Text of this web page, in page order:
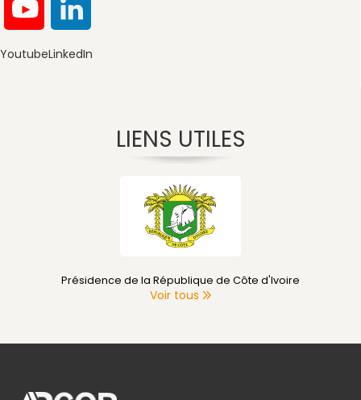
YoutubeLinkedIn
LIENS UTILES
Présidence de la République de Côte d'Ivoire
Voir tous